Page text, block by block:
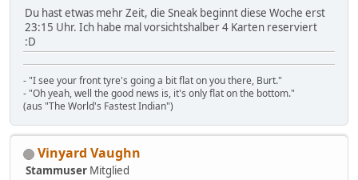
Du hast etwas mehr Zeit, die Sneak beginnt diese Woche erst
23:15 Uhr. Ich habe mal vorsichtshalber 4 Karten reserviert
:D
- "I see your front tyre's going a bit flat on you there, Burt."
- "Oh yeah, well the good news is, it's only flat on the bottom."
(aus "The World's Fastest Indian")
Vinyard Vaughn
Stammuser Mitglied